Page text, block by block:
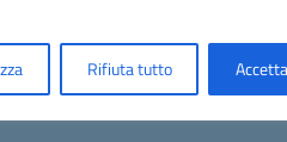
Rifiuta tutto